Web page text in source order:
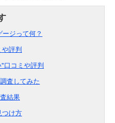
ジって何？
評判
口コミや評判
査してみた
結果
け方